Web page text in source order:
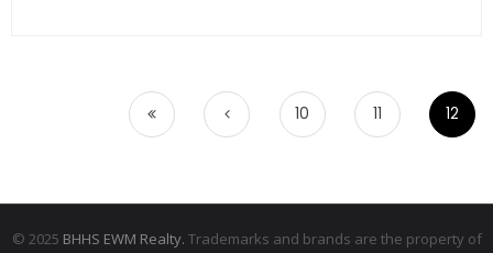
10 11 12
© 2025 BHHS EWM Realty. Trademarks and brands are the property of